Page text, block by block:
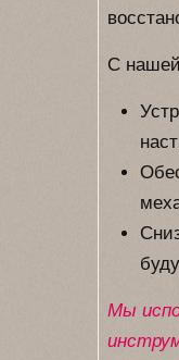
С
Мы